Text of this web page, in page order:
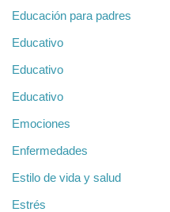
Educación para padres
Educativo
Educativo
Educativo
Emociones
Enfermedades
Estilo de vida y salud
Estrés